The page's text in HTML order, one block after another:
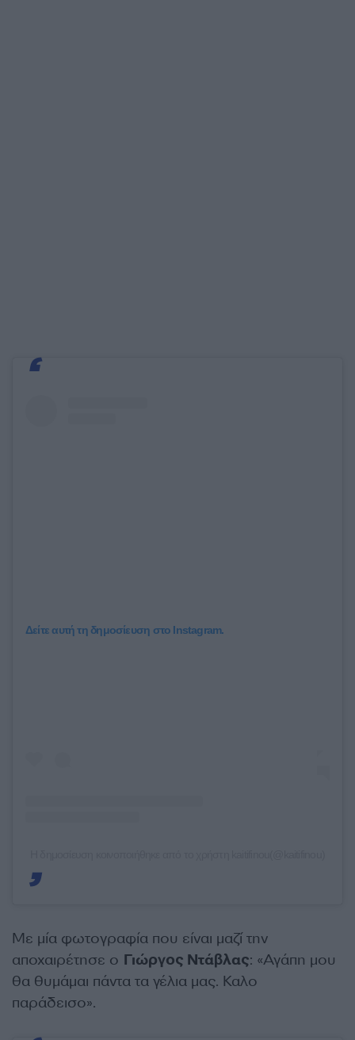
Δείτε αυτή τη δημοσίευση στο Instagram.
Με μία φωτογραφία που είναι μαζί την
αποχαιρέτησε ο Γιώργος Ντάβλας: «Αγάπη μου
θα θυμάμαι πάντα τα γέλια μας. Καλο
παράδεισο».